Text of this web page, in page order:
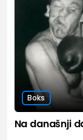
Boks
Na današnji